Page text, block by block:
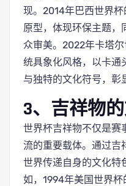
现。2014年巴西世界杯
原型，体现环保主题，
众审美。2022年卡塔
统具象化风格，以卡通
与独特的文化符号，彰
3、吉祥物
世界杯吉祥物不仅是赛
流的重要载体。通过吉
世界传递自身的文化特
如，1994年美国世界杯